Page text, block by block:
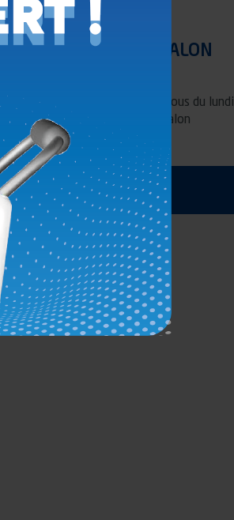
28.05.2024
PARTICIPATION AU SALON
POMMIER vous donne rendez-vous du lundi
17 au vendredi 21 juin, sur le salon
EUROSATORY, le salon…
Lire l'article